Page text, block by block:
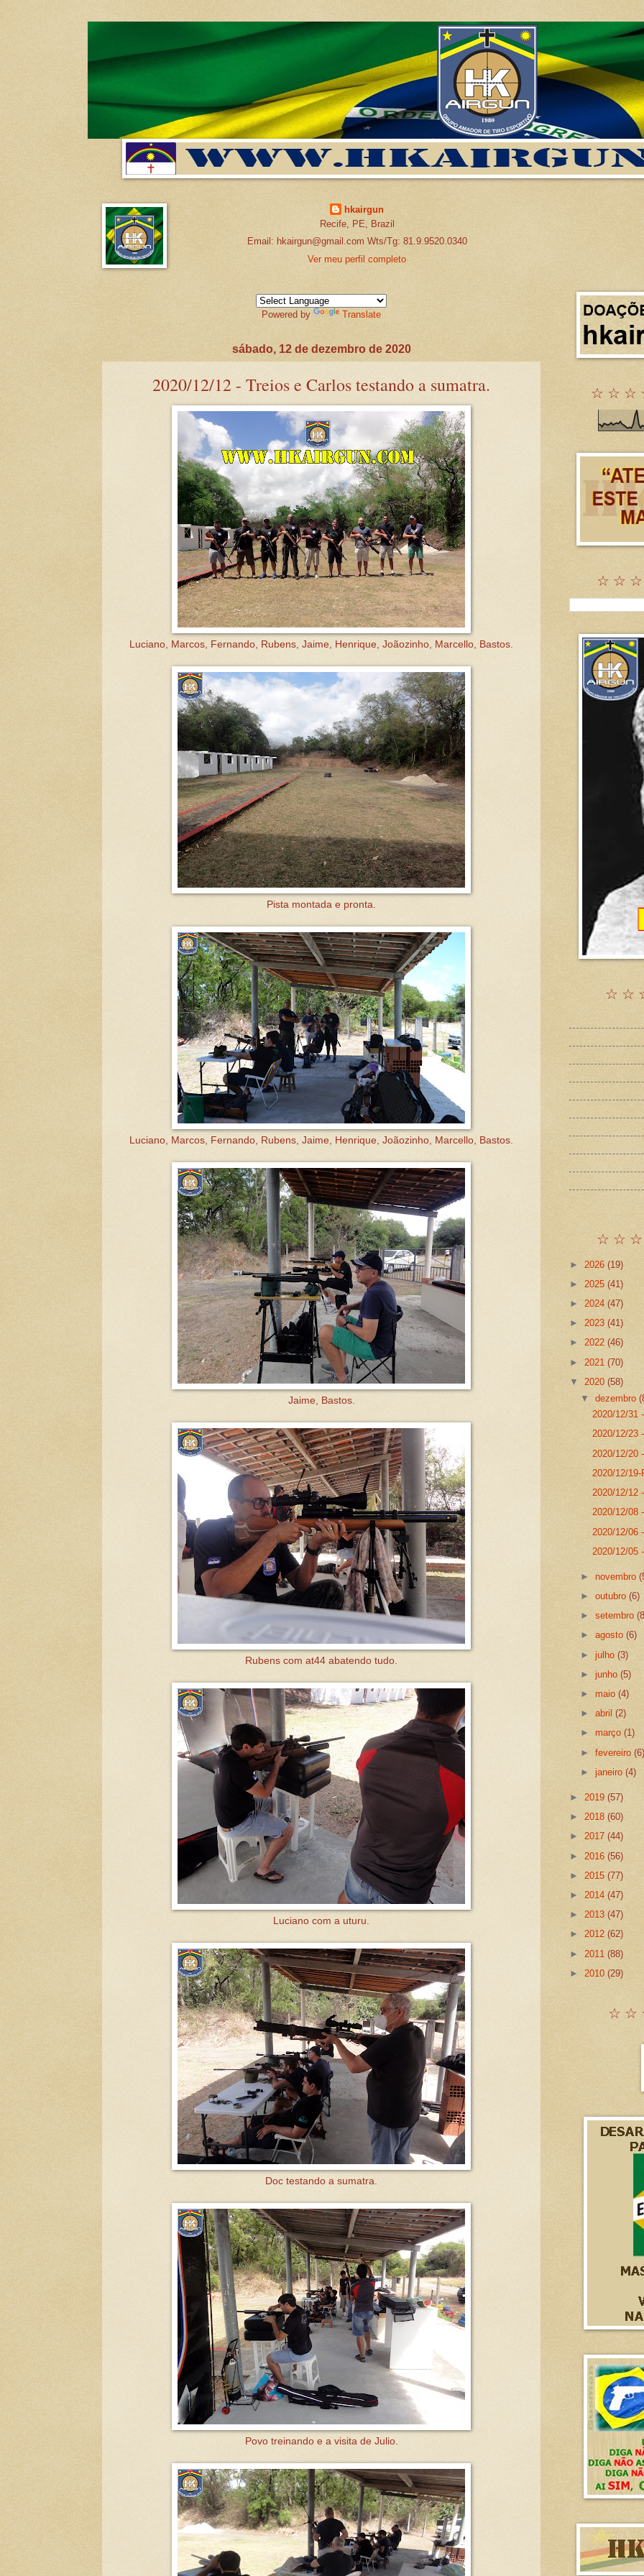
hkairgun
Recife, PE, Brazil
Email: hkairgun@gmail.com Wts/Tg: 81.9.9520.0340
Ver meu perfil completo
Powered by Translate
sábado, 12 de dezembro de 2020
2020/12/12 - Treios e Carlos testando a sumatra.
Luciano, Marcos, Fernando, Rubens, Jaime, Henrique, Joãozinho, Marcello, Bastos.
Pista montada e pronta.
Luciano, Marcos, Fernando, Rubens, Jaime, Henrique, Joãozinho, Marcello, Bastos.
Jaime, Bastos.
Rubens com at44 abatendo tudo.
Luciano com a uturu.
Doc testando a sumatra.
Povo treinando e a visita de Julio.
☆ ☆ ☆
☆ ☆ ☆
☆ ☆
☆ ☆ ☆
► 2026 (19)
► 2025 (41)
► 2024 (47)
► 2023 (41)
► 2022 (46)
► 2021 (70)
▼ 2020 (58)
▼dezembro
2020/12/31
2020/12/23
2020/12/20
2020/12/
2020/12/12
2020/12/08
2020/12/06
2020/12/05
►novembro
►outubro(6)
►setembro
►agosto(6)
►julho(3)
►junho(5)
►maio(4)
►abril(2)
►março(1)
►fevereiro
►janeiro(4)
► 2019 (57)
► 2018 (60)
► 2017 (44)
► 2016 (56)
► 2015 (77)
► 2014 (47)
► 2013 (47)
► 2012 (62)
► 2011 (88)
► 2010 (29)
☆ ☆